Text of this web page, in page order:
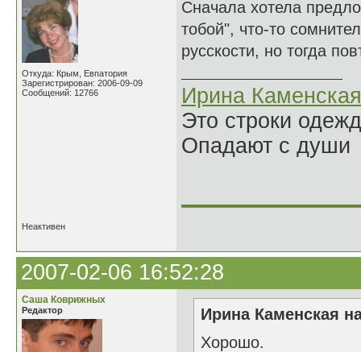
Откуда: Крым, Евпатория
Зарегистрирован: 2006-09-09
Сообщений: 12766
Сначала хотела
тобой", что-то
русскости, но тогда
Ирина Каменская
Это строки
Опадают с души
Неактивен
2007-02-06 16:52:28
Саша Коврижных
Редактор
Ирина Каменская
Хорошо.